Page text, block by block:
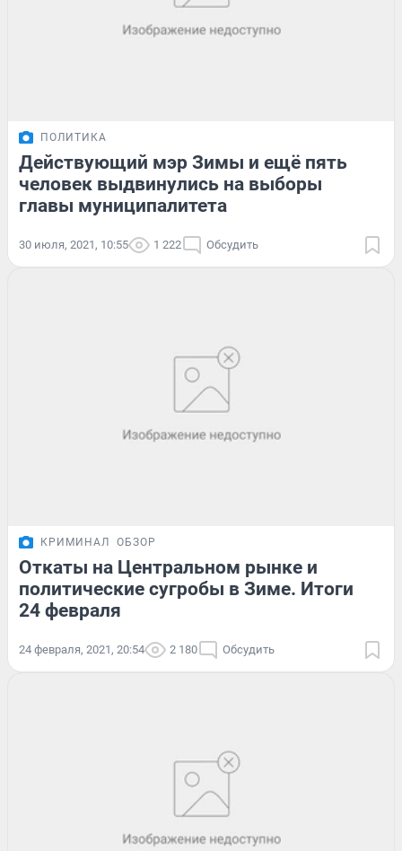
ПОЛИТИКА
Действующий мэр Зимы и ещё пять
человек выдвинулись на выборы
главы муниципалитета
30 июля, 2021, 10:55 1 222 Обсудить
КРИМИНАЛ ОБЗОР
Откаты на Центральном рынке и
политические сугробы в Зиме. Итоги
24 февраля
24 февраля, 2021, 20:54 2 180 Обсудить